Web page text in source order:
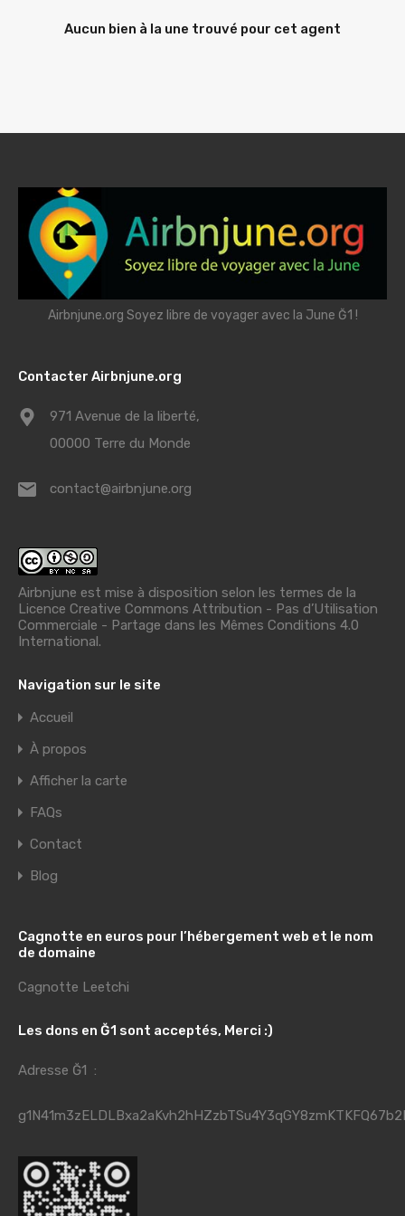
Aucun bien à la une trouvé pour cet agent
Airbnjune.org Soyez libre de voyager avec la June Ğ1 !
Contacter Airbnjune.org
971 Avenue de la liberté,
00000 Terre du Monde
contact@airbnjune.org
Airbnjune est mise à disposition selon les termes de la
Licence Creative Commons Attribution - Pas d’Utilisation
Commerciale - Partage dans les Mêmes Conditions 4.0
International.
Navigation sur le site
Accueil
À propos
Afficher la carte
FAQs
Contact
Blog
Cagnotte en euros pour l’hébergement web et le nom
de domaine
Cagnotte Leetchi
Les dons en Ğ1 sont acceptés, Merci :)
Adresse Ğ1 :